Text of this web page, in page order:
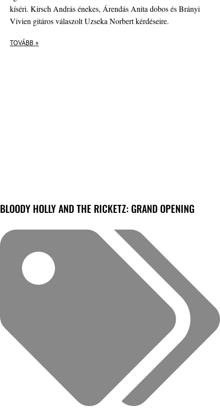
kíséri. Kirsch András énekes, Árendás Anita dobos és Brányi
Vivien gitáros válaszolt Uzseka Norbert kérdéseire.
TOVÁBB »
BLOODY HOLLY AND THE RICKETZ: GRAND OPENING